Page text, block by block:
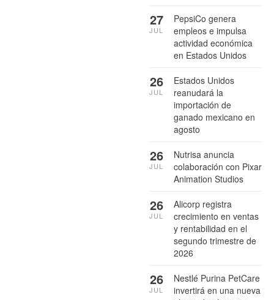
PepsiCo genera
empleos e impulsa
actividad económica
en Estados Unidos
27
JUL
Estados Unidos
reanudará la
importación de
ganado mexicano en
agosto
26
JUL
Nutrisa anuncia
colaboración con Pixar
Animation Studios
26
JUL
Alicorp registra
crecimiento en ventas
y rentabilidad en el
segundo trimestre de
2026
26
JUL
Nestlé Purina PetCare
invertirá en una nueva
26
JUL